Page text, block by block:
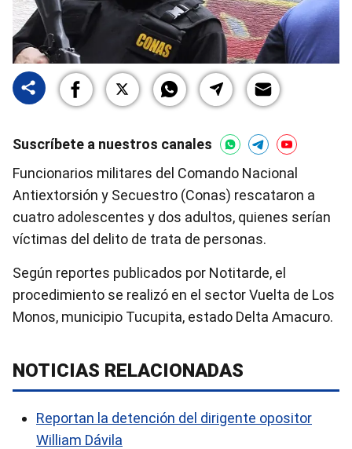
Suscríbete a nuestros canales
Funcionarios militares del Comando Nacional
Antiextorsión y Secuestro (Conas) rescataron a
cuatro adolescentes y dos adultos, quienes serían
víctimas del delito de trata de personas.
Según reportes publicados por Notitarde, el
procedimiento se realizó en el sector Vuelta de Los
Monos, municipio Tucupita, estado Delta Amacuro.
NOTICIAS RELACIONADAS
Reportan la detención del dirigente opositor
William Dávila